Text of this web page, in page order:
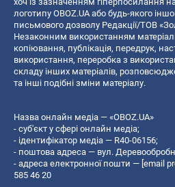
логотипу OBOZ.UA або будь-якого
письмового дозволу Редакції/ТОВ
Незаконним використанням
копiювання, публiкацiя, передрук,
використання, переробка з
складу інших матеріалів,
та інші подібні зміни матеріалу.
Назва онлайн медіа — «OBOZ.UA»
- суб'єкт у сфері онлайн медіа;
- ідентифікатор медіа — R40-06156;
- поштова адреса — вул.
- адреса електронної пошти — [email
585 46 20